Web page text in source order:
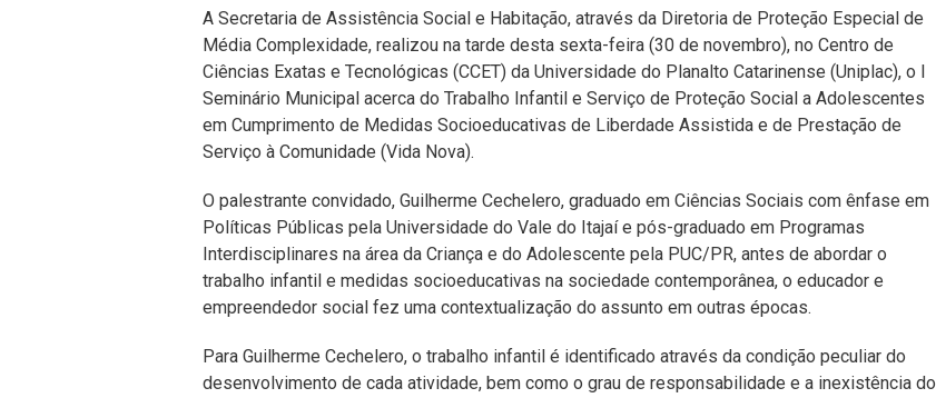
A Secretaria de Assistência Social e Habitação, através da Diretoria de Proteção Especial de
Média Complexidade, realizou na tarde desta sexta-feira (30 de novembro), no Centro de
Ciências Exatas e Tecnológicas (CCET) da Universidade do Planalto Catarinense (Uniplac), o I
Seminário Municipal acerca do Trabalho Infantil e Serviço de Proteção Social a Adolescentes
em Cumprimento de Medidas Socioeducativas de Liberdade Assistida e de Prestação de
Serviço à Comunidade (Vida Nova).
O palestrante convidado, Guilherme Cechelero, graduado em Ciências Sociais com ênfase em
Políticas Públicas pela Universidade do Vale do Itajaí e pós-graduado em Programas
Interdisciplinares na área da Criança e do Adolescente pela PUC/PR, antes de abordar o
trabalho infantil e medidas socioeducativas na sociedade contemporânea, o educador e
empreendedor social fez uma contextualização do assunto em outras épocas.
Para Guilherme Cechelero, o trabalho infantil é identificado através da condição peculiar do
desenvolvimento de cada atividade, bem como o grau de responsabilidade e a inexistência do